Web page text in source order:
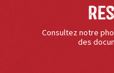
Consultez notre
des